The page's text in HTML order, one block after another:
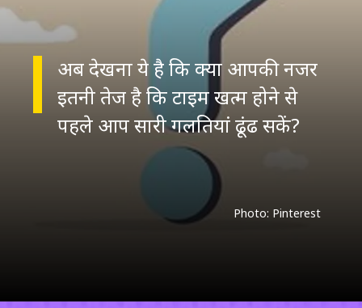
अब देखना ये है कि क्या आपकी नजर
इतनी तेज है कि टाइम खत्म होने से
Photo: Pinterest